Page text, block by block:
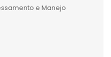
e Manejo